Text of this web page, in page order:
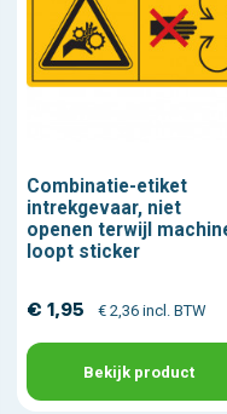
Combinatie-etiket
intrekgevaar, niet
openen terwijl
loopt sticker
€ 1,95 € 2,36 incl. BTW
Bekijk product